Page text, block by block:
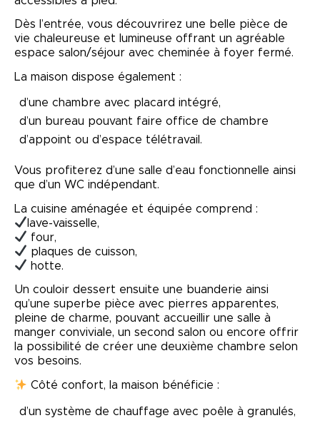
Dès l’entrée, vous découvrirez une belle pièce de
vie chaleureuse et lumineuse offrant un agréable
espace salon/séjour avec cheminée à foyer fermé.
La maison dispose également :
d’une chambre avec placard intégré,
d’un bureau pouvant faire office de chambre
d’appoint ou d’espace télétravail.
Vous profiterez d’une salle d’eau fonctionnelle ainsi
que d’un WC indépendant.
La cuisine aménagée et équipée comprend :
lave-vaisselle,
four,
plaques de cuisson,
hotte.
Un couloir dessert ensuite une buanderie ainsi
qu’une superbe pièce avec pierres apparentes,
pleine de charme, pouvant accueillir une salle à
manger conviviale, un second salon ou encore offrir
la possibilité de créer une deuxième chambre selon
vos besoins.
Côté confort, la maison bénéficie :
d’un système de chauffage avec poêle à granulés,